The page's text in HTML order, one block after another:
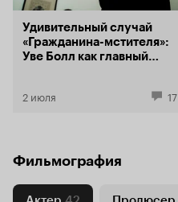
Удивительный случай
«Гражданина-мстителя»:
Уве Болл как главный
2 июля 17
Фильмография